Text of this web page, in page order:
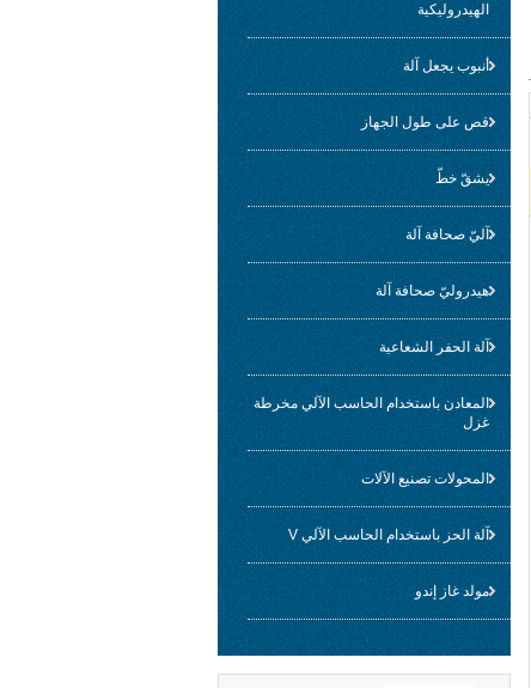
الهيدروليكية
أنبوب يجعل آلة
قص على طول الجهاز
يشقّ خطّ
آليّ صحافة آلة
هيدروليّ صحافة آلة
آلة الحفر الشعاعية
المعادن باستخدام الحاسب الآلي مخرطة
غزل
المحولات تصنيع الآلات
آلة الحز باستخدام الحاسب الآلي V
مولد غاز إندو